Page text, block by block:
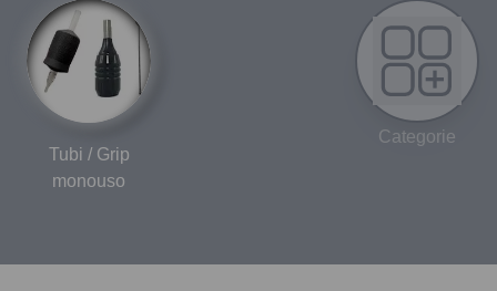
Tubi / Grip
monouso
Categorie